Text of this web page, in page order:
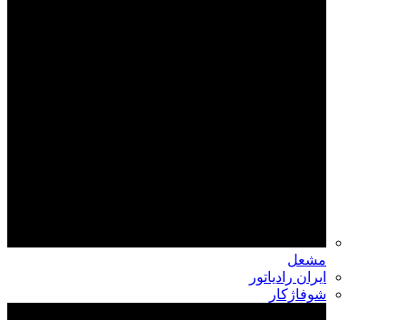
مشعل
ایران رادیاتور
شوفاژکار